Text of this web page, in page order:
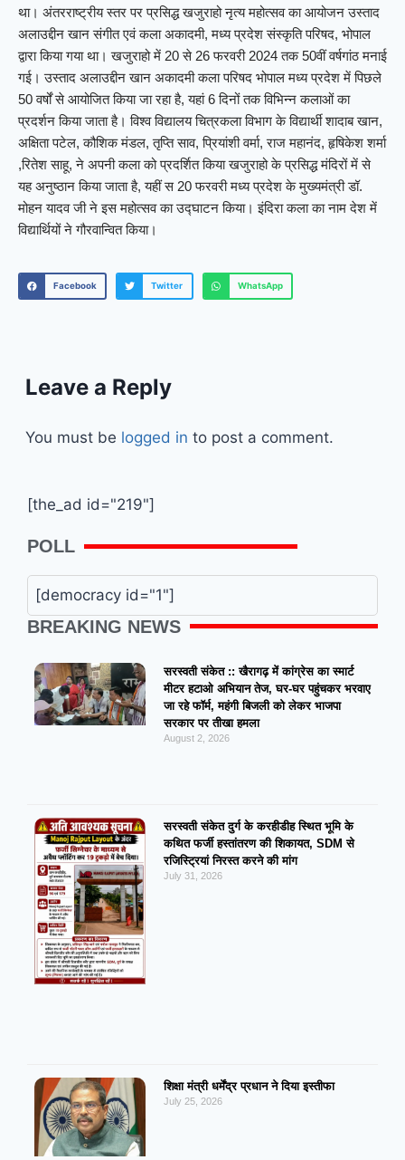
था। अंतरराष्ट्रीय स्तर पर प्रसिद्ध खजुराहो नृत्य महोत्सव का आयोजन उस्ताद
अलाउद्दीन खान संगीत एवं कला अकादमी, मध्य प्रदेश संस्कृति परिषद, भोपाल
द्वारा किया गया था। खजुराहो में 20 से 26 फरवरी 2024 तक 50वीं वर्षगांठ मनाई
गई। उस्ताद अलाउद्दीन खान अकादमी कला परिषद भोपाल मध्य प्रदेश में पिछले
50 वर्षों से आयोजित किया जा रहा है, यहां 6 दिनों तक विभिन्न कलाओं का
प्रदर्शन किया जाता है। विश्व विद्यालय चित्रकला विभाग के विद्यार्थी शादाब खान,
अक्षिता पटेल, कौशिक मंडल, तृप्ति साव, प्रियांशी वर्मा, राज महानंद, हृषिकेश शर्मा
,रितेश साहू, ने अपनी कला को प्रदर्शित किया खजुराहो के प्रसिद्ध मंदिरों में से
यह अनुष्ठान किया जाता है, यहीं स 20 फरवरी मध्य प्रदेश के मुख्यमंत्री डॉ.
मोहन यादव जी ने इस महोत्सव का उद्घाटन किया। इंदिरा कला का नाम देश में
विद्यार्थियों ने गौरवान्वित किया।
Facebook Twitter WhatsApp
Leave a Reply
You must be logged in to post a comment.
[the_ad id="219"]
POLL
[democracy id="1"]
BREAKING NEWS
सरस्वती संकेत :: खैरागढ़ में कांग्रेस का स्मार्ट
मीटर हटाओ अभियान तेज, घर-घर पहुंचकर भरवाए
जा रहे फॉर्म, महंगी बिजली को लेकर भाजपा
सरकार पर तीखा हमला
August 2, 2026
सरस्वती संकेत दुर्ग के करहीडीह स्थित भूमि के
कथित फर्जी हस्तांतरण की शिकायत, SDM से
रजिस्ट्रियां निरस्त करने की मांग
July 31, 2026
शिक्षा मंत्री धर्मेंद्र प्रधान ने दिया इस्तीफा
July 25, 2026